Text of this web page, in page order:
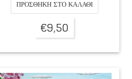
ΠΡΟΣΘΉΚΗ ΣΤΟ ΚΑΛΆΘΙ
€9,50